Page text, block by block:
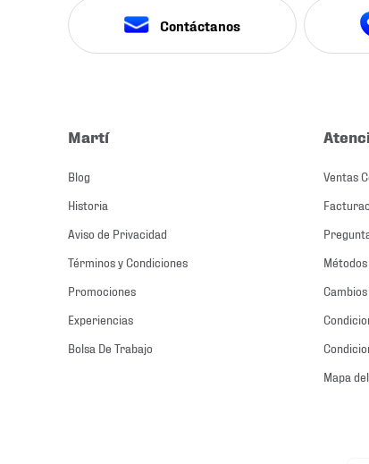
Contáctanos
Martí
Blog
Historia
Aviso de Privacidad
Términos y Condiciones
Promociones
Experiencias
Bolsa De Trabajo
Ventas
Mapa